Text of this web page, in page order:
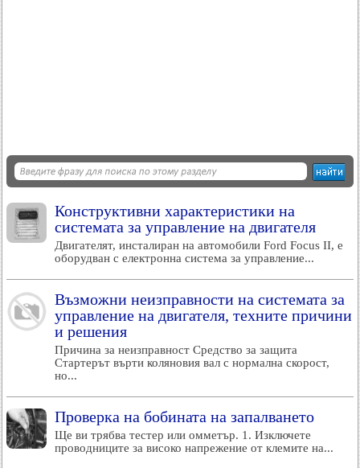
Конструктивни характеристики на
системата за управление на двигателя
Двигателят, инсталиран на автомобили Ford Focus II, е
оборудван с електронна система за управление...
Възможни неизправности на системата за
управление на двигателя, техните причини
и решения
Причина за неизправност Средство за защита
Стартерът върти коляновия вал с нормална скорост,
но...
Проверка на бобината на запалването
Ще ви трябва тестер или омметър. 1. Изключете
проводниците за високо напрежение от клемите на...